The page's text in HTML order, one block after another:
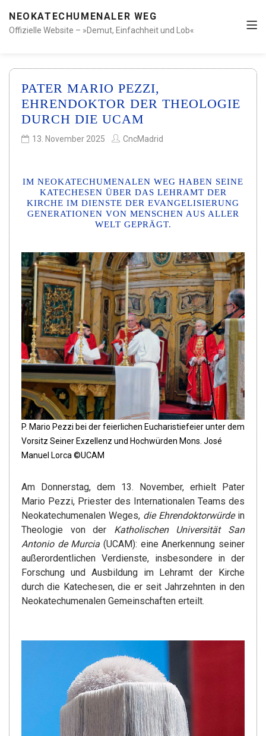
NEOKATECHUMENALER WEG
Offizielle Website – »Demut, Einfachheit und Lob«
PATER MARIO PEZZI,
EHRENDOKTOR DER THEOLOGIE
DURCH DIE UCAM
13. November 2025 CncMadrid
IM NEOKATECHUMENALEN WEG HABEN SEINE
KATECHESEN ÜBER DAS LEHRAMT DER
KIRCHE IM DIENSTE DER EVANGELISIERUNG
GENERATIONEN VON MENSCHEN AUS ALLER
WELT GEPRÄGT.
P. Mario Pezzi bei der feierlichen Eucharistiefeier unter dem
Vorsitz Seiner Exzellenz und Hochwürden Mons. José
Manuel Lorca ©UCAM
Am Donnerstag, dem 13. November, erhielt Pater
Mario Pezzi, Priester des Internationalen Teams des
Neokatechumenalen Weges, die Ehrendoktorwürdein
Theologie von der Katholischen Universität San
Antonio de Murcia (UCAM): eine Anerkennung seiner
außerordentlichen Verdienste, insbesondere in der
Forschung und Ausbildung im Lehramt der Kirche
durch die Katechesen, die er seit Jahrzehnten in den
Neokatechumenalen Gemeinschaften erteilt.